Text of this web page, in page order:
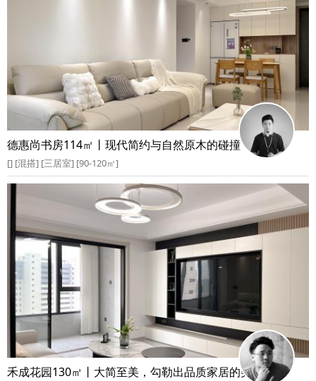
德惠尚书房114㎡丨现代简约与自然原木的碰撞
[] [混搭] [三居室] [90-120㎡]
禾成花园130㎡丨大简至美，勾勒出品质家居的美好空间